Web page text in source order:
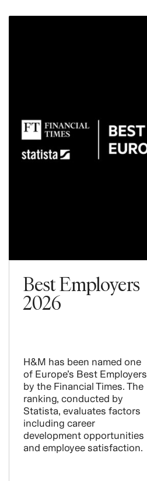
Best Employers
2026
H&M has been named one
of Europe’s Best Employers
by the Financial Times. The
ranking, conducted by
Statista, evaluates factors
including career
development opportunities
and employee satisfaction.